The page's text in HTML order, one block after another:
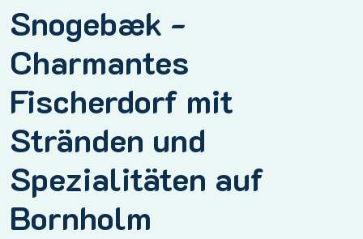
Snogebæk -
Charmantes
Fischerdorf mit
Stränden und
Spezialitäten auf
Bornholm